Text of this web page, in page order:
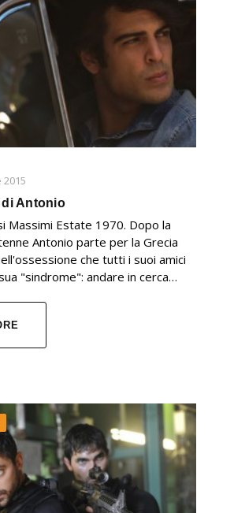
2015
di Antonio
Massimi Estate 1970. Dopo la
Antonio parte per la Grecia
che tutti i suoi amici
"sindrome": andare in cerca…